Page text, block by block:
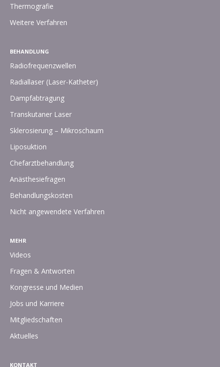
Thermografie
Weitere Verfahren
BEHANDLUNG
Radiofrequenzwellen
Radiallaser (Laser-Katheter)
Dampfabtragung
Transkutaner Laser
Sklerosierung – Mikroschaum
Liposuktion
Chefarztbehandlung
Anästhesiefragen
Behandlungskosten
Nicht angewendete Verfahren
MEHR
Videos
Fragen & Antworten
Kongresse und Medien
Jobs und Karriere
Mitgliedschaften
Aktuelles
KONTAKT